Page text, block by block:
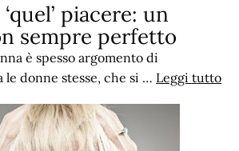
piacere: un
sempre perfetto
è spesso argomento di
le donne stesse, che si … Leggi tutto